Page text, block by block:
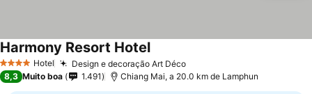
4 EstrelasHotel Design e decoração Art Déco
Harmony Resort Hotel
8,3 Muito boa 1.491 Chiang Mai, a 20.0 km de Lamphun